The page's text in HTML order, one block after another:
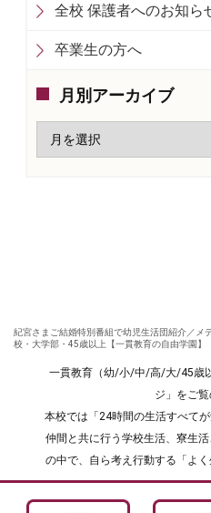
全校 保護者へのお知ら
卒業生の方へ
月別アーカイブ
紀宮さまご結婚特別番組で幼児生活団紹介／メ
校・大学部・45歳以上【一貫教育の自由学園】
一貫教育（幼/小/中/高/大/45歳
ジ」をご
本校では「24時間の生活すべて
仲間と共に行う学校生活、寮生
の中で、自ら考え行動する「よ